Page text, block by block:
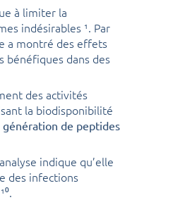
à limiter la
indésirables ¹. Par
a montré des effets
bénéfiques dans des
des activités
la biodisponibilité
génération de peptides
indique qu’elle
des infections